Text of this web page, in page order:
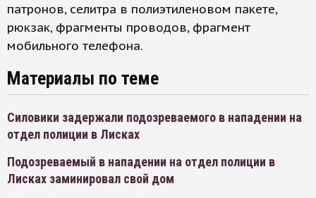
патронов, селитра в полиэтиленовом пакете,
рюкзак, фрагменты проводов, фрагмент
мобильного телефона.
Материалы по теме
Силовики задержали подозреваемого в нападении на
отдел полиции в Лисках
Подозреваемый в нападении на отдел полиции в
Лисках заминировал свой дом